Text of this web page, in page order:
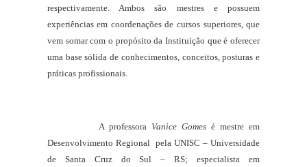
respectivamente. Ambos são mestres e possuem
experiências em coordenações de cursos superiores, que
vem somar com o propósito da Instituição que é oferecer
uma base sólida de conhecimentos, conceitos, posturas e
práticas profissionais.
A professora Vanice Gomes é mestre em
Desenvolvimento Regional pela UNISC – Universidade
de Santa Cruz do Sul – RS; especialista em